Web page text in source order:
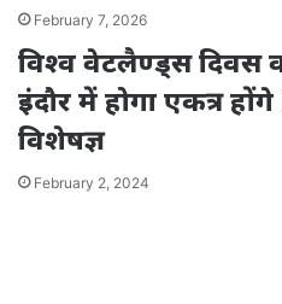
February 7, 2026
विश्व वेटलैण्ड्स दिवस
इंदौर में होगा एकत्र
विशेषज्ञ
February 2, 2024